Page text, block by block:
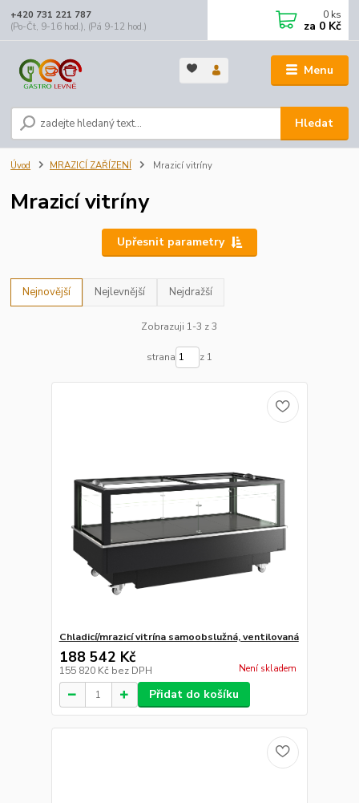
Menu
Hledat
+420 731 221 787
(Po-Čt, 9-16 hod.), (Pá 9-12 hod.)
0 ks
za 0 Kč
Úvod MRAZICÍ ZAŘÍZENÍ Mrazicí vitríny
Mrazicí vitríny
Upřesnit parametry
Nejnovější Nejlevnější Nejdražší
Zobrazuji 1-3 z 3
strana z 1
Chladicí/mrazicí vitrína samoobslužná, ventilovaná
188 542 Kč
155 820 Kč bez DPH Není skladem
Přidat do košíku